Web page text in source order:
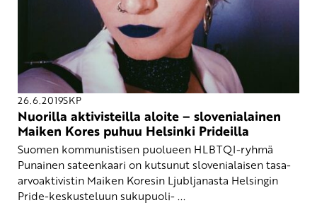
26.6.2019SKP
Nuorilla aktivisteilla aloite – slovenialainen
Maiken Kores puhuu Helsinki Prideilla
Suomen kommunistisen puolueen HLBTQI-ryhmä
Punainen sateenkaari on kutsunut slovenialaisen tasa-
arvoaktivistin Maiken Koresin Ljubljanasta Helsingin
Pride-keskusteluun sukupuoli- ...